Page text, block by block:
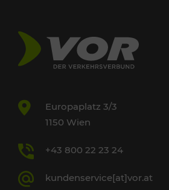
Europaplatz 3/3
1150 Wien
+43 800 22 23 24
kundenservice[at]vor.at